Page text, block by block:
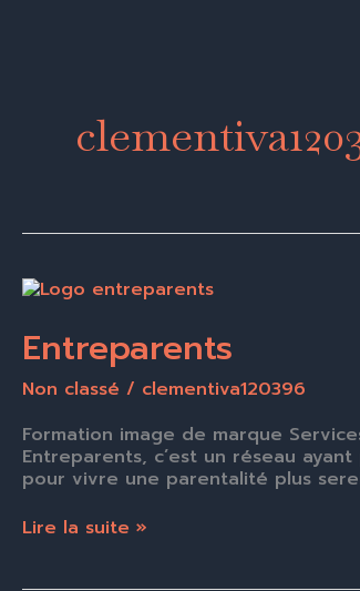
Entreparents
Non classé / clementiva120396
Formation image de marque
Entreparents, c’est un réseau
pour vivre une parentalité plus
Entreparents
Lire la suite »